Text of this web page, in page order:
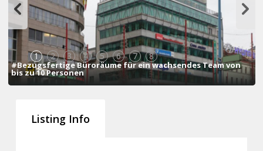
1 2 3 4 5 6 7 8
#Bezugsfertige Büroräume für ein wachsendes Team von
bis zu 10 Personen
Listing Info